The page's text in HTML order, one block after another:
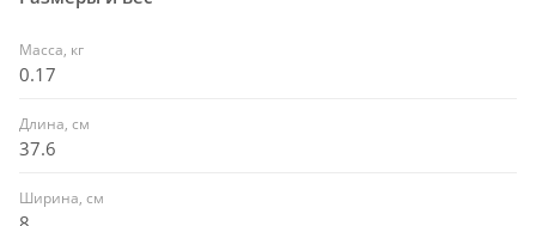
Масса, кг
0.17
Длина, см
37.6
Ширина, см